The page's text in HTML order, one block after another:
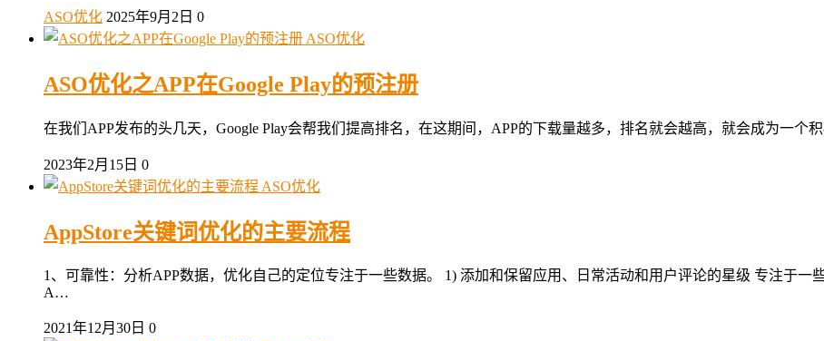
ASO优化 2025年9月2日 0
ASO优化
ASO优化之APP在Google Play的预注册
在我们APP发布的头几天，Google Play会帮我们提高排名，在这期间，APP的下载量越多，排名就会越高，就会成为一个
2023年2月15日 0
ASO优化
AppStore关键词优化的主要流程
1、可靠性：分析APP数据，优化自己的定位专注于一些数据。 1) 添加和保留应用、日常活动和用户评论的星级 专注于一
A…
2021年12月30日 0